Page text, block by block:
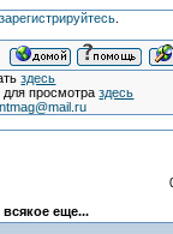
зарегистрируйтесь.
здесь
для просмотраздесь
еще...